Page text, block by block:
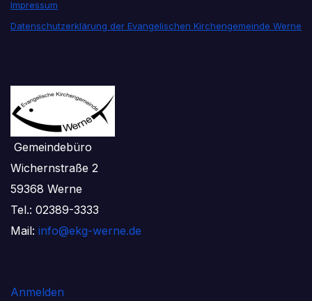
Impressum
Datenschutzerklärung der Evangelischen Kirchengemeinde Werne
Gemeindebüro
Wichernstraße 2
59368 Werne
Tel.: 02389-3333
Mail: info@ekg-werne.de
Anmelden